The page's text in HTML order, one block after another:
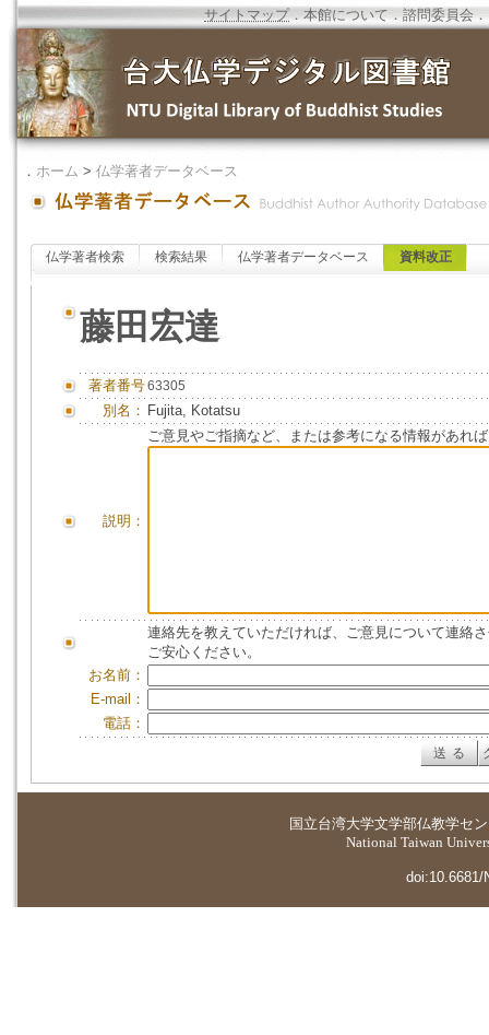
サイトマップ．本館について ．諮問委員会 ．
． ホーム > 仏学著者データベース
仏学著者検索 検索結果 仏学著者データベース 資料改正
藤田宏達
著者番号63305
別名： Fujita, Kotatsu
説明：
ご意見やご指摘など、または参考になる情報があれ
連絡先を教えていただければ、ご意見について連絡
ご安心ください。
お名前：
E-mail：
電話：
国立台湾大学文学部仏教学セ
National Taiwan
doi:10.6681/